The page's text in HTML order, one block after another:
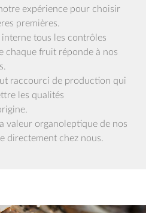
expérience pour choisir
premières.
tous les contrôles
chaque fruit réponde à nos
raccourci de production qui
les qualités
valeur organoleptique de nos
directement chez nous.